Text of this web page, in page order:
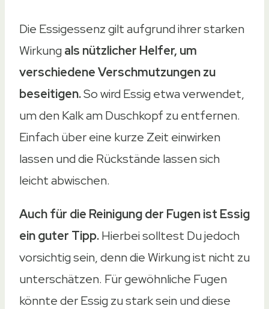
Die Essigessenz gilt aufgrund ihrer starken
Wirkungals nützlicher Helfer, um
verschiedene Verschmutzungen zu
beseitigen.So wird Essig etwa verwendet,
um den Kalk am Duschkopf zu entfernen.
Einfach über eine kurze Zeit einwirken
lassen und die Rückstände lassen sich
leicht abwischen.
Auch für die Reinigung der Fugen ist Essig
ein guter Tipp.Hierbei solltest Du jedoch
vorsichtig sein, denn die Wirkung ist nicht zu
unterschätzen. Für gewöhnliche Fugen
könnte der Essig zu stark sein und diese